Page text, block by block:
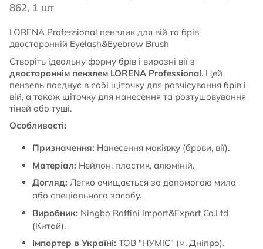
862, 1 шт
LORENA Professional пензлик для вій та брів
двосторонній Eyelash&Eyebrow Brush
Створіть ідеальну форму брів і виразні вії з
двостороннім пензлем LORENA Professional. Цей
пензель поєднує в собі щіточку для розчісування брів і
вій, а також щіточку для нанесення та розтушовування
тіней або туші.
Особливості:
Призначення: Нанесення макіяжу (брови, вії).
Матеріал: Нейлон, пластик, алюміній.
Догляд: Легко очищається за допомогою мила
або спеціального засобу.
Виробник: Ningbo Raffini Import&Export Co.Ltd
(Китай).
Імпортер в Україні: ТОВ "НУМІС" (м. Дніпро).